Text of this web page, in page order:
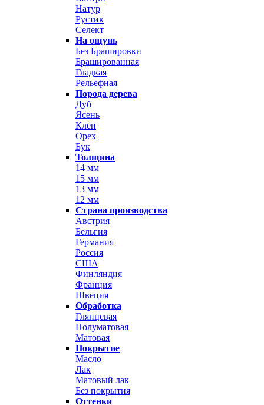
Натур
Рустик
Селект
На ощупь
Без Брашировки
Брашированная
Гладкая
Рельефная
Порода дерева
Дуб
Ясень
Клён
Орех
Бук
Толщина
14 мм
15 мм
13 мм
12 мм
Страна производства
Австрия
Бельгия
Германия
Россия
США
Финляндия
Франция
Швеция
Обработка
Глянцевая
Полуматовая
Матовая
Покрытие
Масло
Лак
Матовый лак
Без покрытия
Оттенки